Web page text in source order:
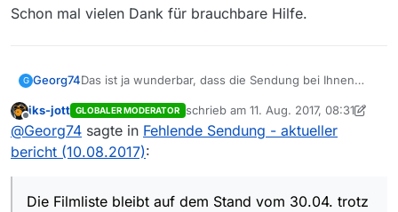
Schon mal vielen Dank für brauchbare Hilfe.
G Georg74Das ist ja wunderbar, dass die Sendung bei Ihnen
“aktuelle History” bis zum 30.04.2017. Die Störung in
der ARD Mediathek ist belanglos. Die SR Mediathekt
funktioniert ja.
Die Filmliste bleibt auf dem Stand vom 30.04. trotz
ladens der “neuen” Liste.
Schon mal vielen Dank für brauchbare Hilfe.
Offline
iks-jott GLOBALER MODERATOR schrieb am 11. Aug. 2017, 08:31
zuletzt editiert von iks-jott8. Nov.
@Georg74 sagte in Fehlende Sendung - aktueller
bericht (10.08.2017):
Die Filmliste bleibt auf dem Stand vom 30.04. trotz